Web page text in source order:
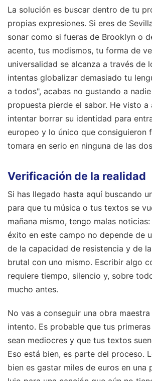
La solución es buscar dentro de tu
propias expresiones. Si eres de
sonar como si fueras de Brooklyn o
acento, tus modismos, tu forma de
universalidad se alcanza a través de
intentas globalizar demasiado tu
a todos", acabas no gustando a
propuesta pierde el sabor. He visto
intentar borrar su identidad para
europeo y lo único que consiguieron
tomara en serio en ninguna de las
Verificación de la realidad
Si has llegado hasta aquí buscando
para que tu música o tus textos se
mañana mismo, tengo malas
éxito en este campo no depende de
de la capacidad de resistencia y de
brutal con uno mismo. Escribir algo
requiere tiempo, silencio y, sobre
mucho antes.
No vas a conseguir una obra
intento. Es probable que tus
sean mediocres y que tus textos
Eso está bien, es parte del proceso.
bien es gastar miles de euros en una